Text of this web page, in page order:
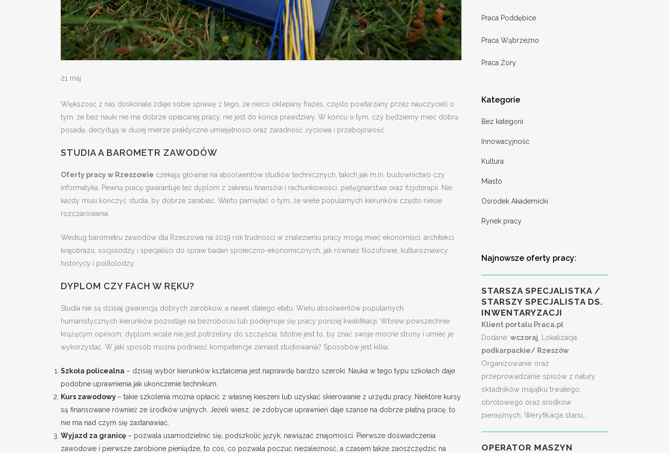
21 maj
Większość z nas doskonale zdaje sobie sprawę z tego, że nieco oklepany frazes, często powtarzany przez nauczycieli o
tym, że bez nauki nie ma dobrze opłacanej pracy, nie jest do końca prawdziwy. W końcu o tym, czy będziemy mieć dobrą
posadę, decydują w dużej mierze praktyczne umiejętności oraz zaradność życiowa i przebojowość.
STUDIA A BAROMETR ZAWODÓW
Oferty pracy w Rzeszowie czekają głównie na absolwentów studiów technicznych, takich jak m.in. budownictwo czy
informatyka. Pewną pracę gwarantuje też dyplom z zakresu finansów i rachunkowości, pielęgniarstwa oraz fizjoterapii. Nie
każdy musi kończyć studia, by dobrze zarabiać. Warto pamiętać o tym, że wiele popularnych kierunków często niesie
rozczarowania.
Według barometru zawodów dla Rzeszowa na 2019 rok trudności w znalezieniu pracy mogą mieć ekonomiści, architekci
krajobrazu, socjolodzy i specjaliści do spraw badań społeczno-ekonomicznych, jak również filozofowie, kulturoznawcy,
historycy i politolodzy.
DYPLOM CZY FACH W RĘKU?
Studia nie są dzisiaj gwarancją dobrych zarobków, a nawet stałego etatu. Wielu absolwentów popularnych
humanistycznych kierunków pozostaje na bezrobociu lub podejmuje się pracy poniżej kwalifikacji. Wbrew powszechnie
krążącym opiniom, dyplom wcale nie jest potrzebny do szczęścia. Istotne jest to, by znać swoje mocne strony i umieć je
wykorzystać. W jaki sposób można podnieść kompetencje zamiast studiowania? Sposobów jest kilka:
Szkoła policealna – dzisiaj wybór kierunków kształcenia jest naprawdę bardzo szeroki. Nauka w tego typu szkołach daje
podobne uprawnienia jak ukończenie technikum.
Kurs zawodowy – takie szkolenia można opłacić z własnej kieszeni lub uzyskać skierowanie z urzędu pracy. Niektóre kursy
są finansowane również ze środków unijnych. Jeżeli wiesz, że zdobycie uprawnień daje szanse na dobrze płatną pracę, to
nie ma nad czym się zastanawiać.
Wyjazd za granicę – pozwala usamodzielnić się, podszkolić język, nawiązać znajomości. Pierwsze doświadczenia
zawodowe i pierwsze zarobione pieniądze, to coś, co pozwala poczuć niezależność, a czasem także zaoszczędzić na
Praca Poddębice
Praca Wąbrzeźno
Praca Żory
Kategorie
Bez kategorii
Innowacyjność
Kultura
Miasto
Ośrodek Akademicki
Rynek pracy
Najnowsze oferty pracy:
STARSZA SPECJALISTKA /
STARSZY SPECJALISTA DS.
INWENTARYZACJI
Klient portalu Praca.pl
Dodane: wczoraj , Lokalizacja:
podkarpackie/ Rzeszów
Organizowanie oraz
przeprowadzanie spisów z natury
składników majątku trwałego,
obrotowego oraz środków
pieniężnych. Weryfikacja stanu,...
OPERATOR MASZYN